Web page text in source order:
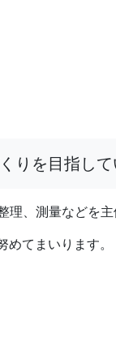
りを目指し
理、測量などを
てまいります。